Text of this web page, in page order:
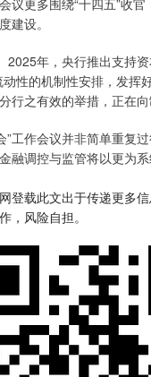
更多围绕“十四五”收官
建设。
年，央行推出支持
性的机制性安排，发挥
之有效的举措，正在向
作会议并非简单重复
融调控与监管将以更为
登载此文出于传递更多
，风险自担。